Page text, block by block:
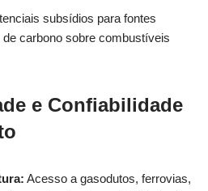
subsídios para fontes
carbono sobre combustíveis
e Confiabilidade
Acesso a gasodutos, ferrovias,